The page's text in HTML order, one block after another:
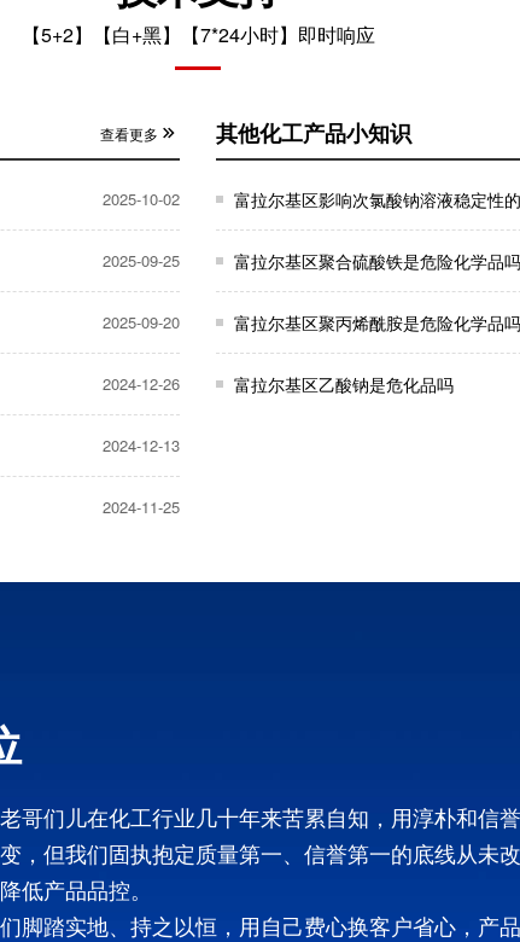
【5+2】【白+黑】【7*24小时】即时响应
查看更多
2025-10-02
2025-09-25
2025-09-20
2024-12-26
2024-12-13
2024-11-25
其他化工产品小知识
富拉尔基区影响次氯酸钠溶液稳定性
富拉尔基区聚合硫酸铁是危险化学品吗
富拉尔基区聚丙烯酰胺是危险化学品吗
富拉尔基区乙酸钠是危化品吗
们儿在化工行业几十年来苦累自知，用淳朴和信誉
但我们固执抱定质量第一、信誉第一的底线从未
低产品品控。
脚踏实地、持之以恒，用自己费心换客户省心，产